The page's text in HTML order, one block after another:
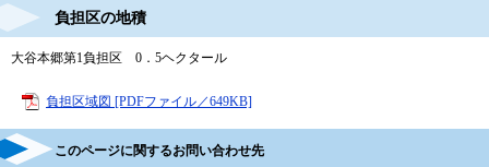
負担区の地積
大谷本郷第1負担区 0．5ヘクタール
負担区域図 [PDFファイル／649KB]
このページに関するお問い合わせ先